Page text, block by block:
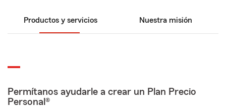
Productos y servicios Nuestra misión
Permítanos ayudarle a crear un Plan Precio
Personal®